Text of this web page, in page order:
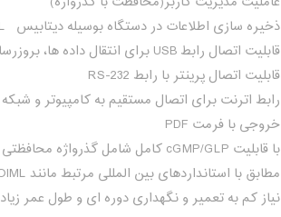
ذخیره سازی اطلاعات در دستگاه بوسیله دیتابیس SQL
قابلیت اتصال رابط USB برای انتقال داده ها، بروزرسانی نرم افزاری دستگاه، اتصال کیبورد و اسکنر بارکد
قابلیت اتصال پرینتر با رابط RS-232
رابط اترنت برای اتصال مستقیم به کامپیوتر و شبکه
خروجی با فرمت PDF
با قابلیت cGMP/GLP کامل شامل گذرواژه محافظتی ، پشتیبانی اطلاعات ، خروجی با فرمت CSV
مطابق با استانداردهای بین المللی مرتبط مانند OIML و ASTM
نیاز کم به تعمیر و نگهداری دوره ای و طول عمر زیاد